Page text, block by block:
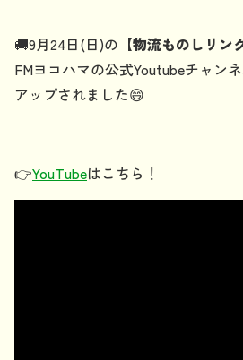
🚚9月24日(日)の 【物流ものしリン
FMヨコハマの公式Youtubeチャン
アップされました😄
👉YouTubeはこちら！